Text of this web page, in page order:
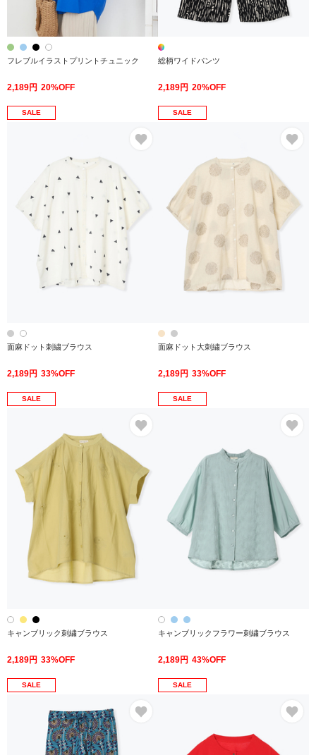
フレブルイラストプリントチュニック
2,189円 20%OFF
総柄ワイドパンツ
2,189円 20%OFF
SALE
面麻ドット刺繍ブラウス
2,189円 33%OFF
SALE
面麻ドット大刺繍ブラウス
2,189円 33%OFF
SALE
キャンブリック刺繍ブラウス
2,189円 33%OFF
SALE
キャンブリックフラワー刺繍ブラウス
2,189円 43%OFF
SALE SALE